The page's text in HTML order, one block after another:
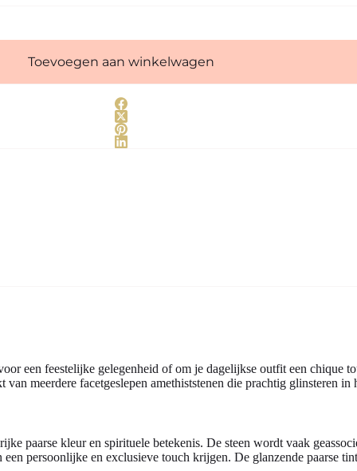
Toevoegen aan winkelwagen
een feestelijke gelegenheid of om je dagelijkse outfit een chique
meerdere facetgeslepen amethiststenen die prachtig glinsteren
paarse kleur en spirituele betekenis. De steen wordt vaak
persoonlijke en exclusieve touch krijgen. De glanzende paarse